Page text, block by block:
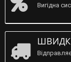
Вигідна